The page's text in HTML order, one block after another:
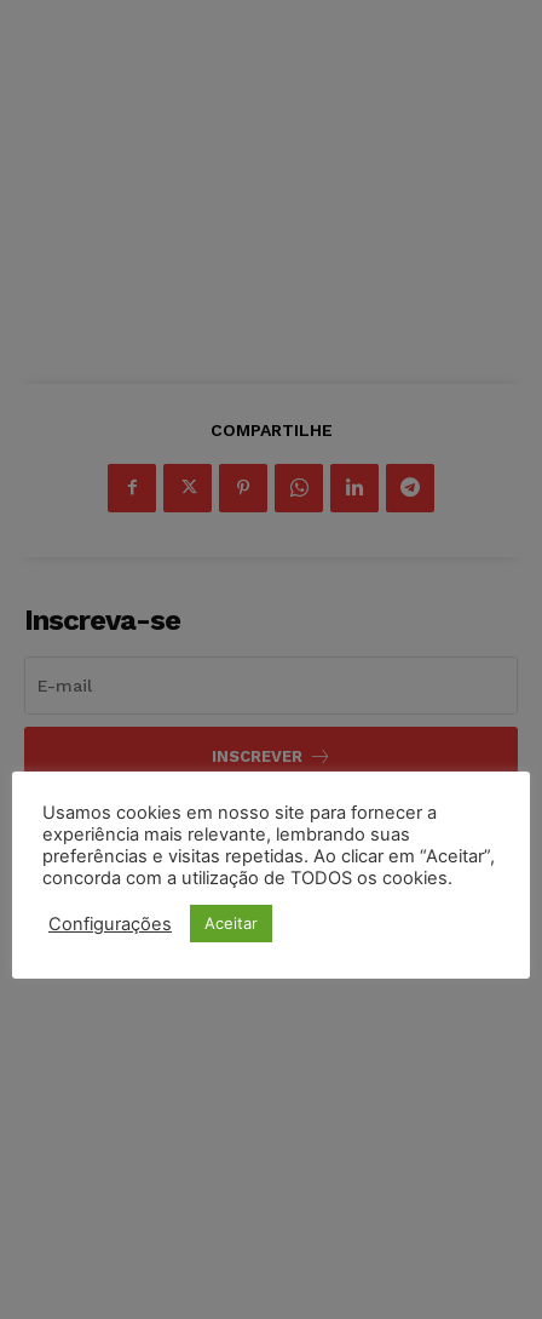
COMPARTILHE
Inscreva-se
INSCREVER
Li e aceito aPolítica de Privacidade.
Usamos cookies em nosso site para fornecer a
experiência mais relevante, lembrando suas
preferências e visitas repetidas. Ao clicar em “Aceitar”,
concorda com a utilização de TODOS os cookies.
Configurações Aceitar